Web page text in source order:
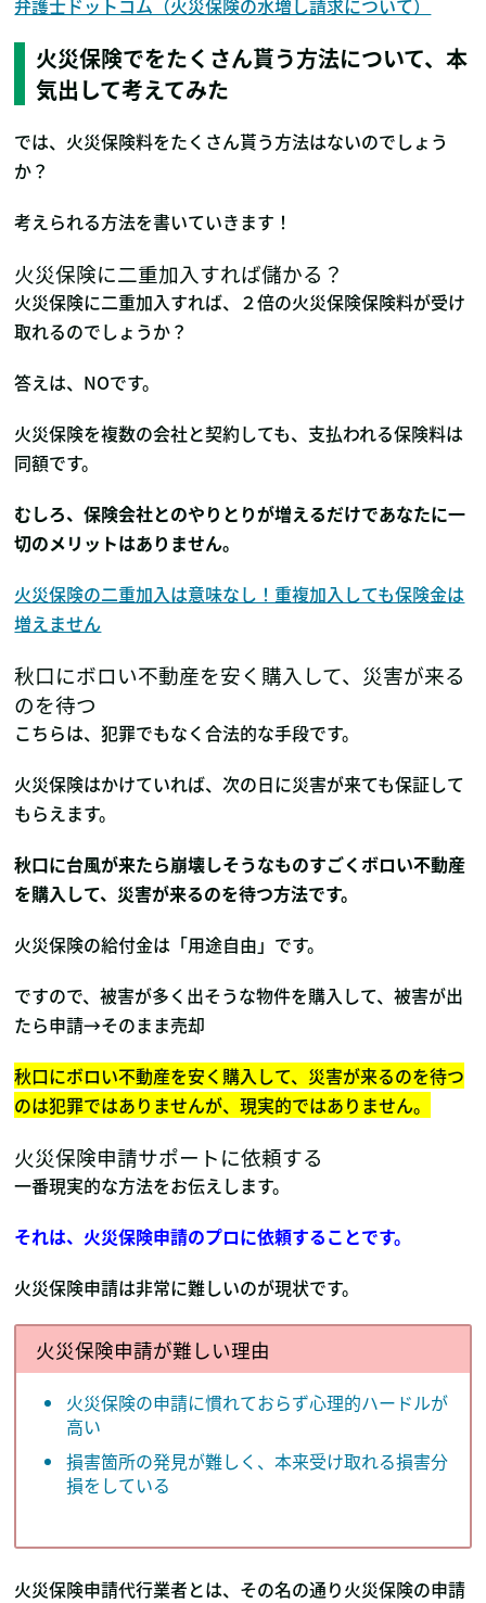
弁護士ドットコム（火災保険の水増し請求について）
火災保険でをたくさん貰う方法について、本
気出して考えてみた
では、火災保険料をたくさん貰う方法はないのでしょう
か？
考えられる方法を書いていきます！
火災保険に二重加入すれば儲かる？
火災保険に二重加入すれば、２倍の火災保険保険料が受け
取れるのでしょうか？
答えは、NOです。
火災保険を複数の会社と契約しても、支払われる保険料は
同額です。
むしろ、保険会社とのやりとりが増えるだけであなたに一
切のメリットはありません。
火災保険の二重加入は意味なし！重複加入しても保険金は
増えません
秋口にボロい不動産を安く購入して、災害が来る
のを待つ
こちらは、犯罪でもなく合法的な手段です。
火災保険はかけていれば、次の日に災害が来ても保証して
もらえます。
秋口に台風が来たら崩壊しそうなものすごくボロい不動産
を購入して、災害が来るのを待つ方法です。
火災保険の給付金は「用途自由」です。
ですので、被害が多く出そうな物件を購入して、被害が出
たら申請→そのまま売却
秋口にボロい不動産を安く購入して、災害が来るのを待つ
のは犯罪ではありませんが、現実的ではありません。
火災保険申請サポートに依頼する
一番現実的な方法をお伝えします。
それは、火災保険申請のプロに依頼することです。
火災保険申請は非常に難しいのが現状です。
火災保険申請が難しい理由
火災保険の申請に慣れておらず心理的ハードルが
高い
損害箇所の発見が難しく、本来受け取れる損害分
損をしている
火災保険申請代行業者とは、その名の通り火災保険の申請